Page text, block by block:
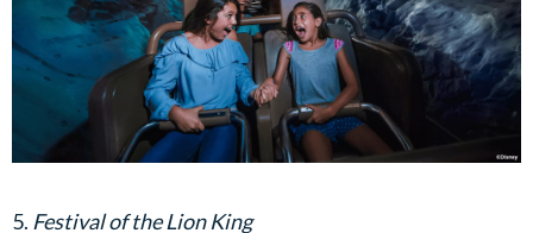
5. Festival of the Lion King